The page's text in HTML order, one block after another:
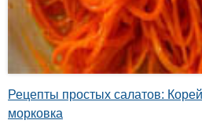
Рецепты простых салатов:
морковка